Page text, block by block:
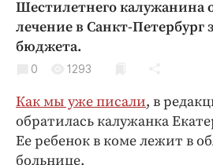
Благоустройство
Криминал
Культура
Образование
Общество
Погода
Шестилетнего калужанина
лечение в Санкт-Петербург
бюджета.
0 1293
Как мы уже писали, в
обратилась калужанка
Ее ребенок в коме лежит в
больнице.